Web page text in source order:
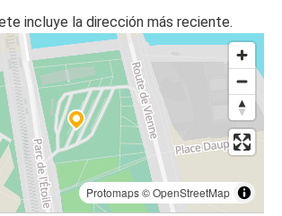
incluye la dirección más reciente.
Protomaps©OpenStreetMap